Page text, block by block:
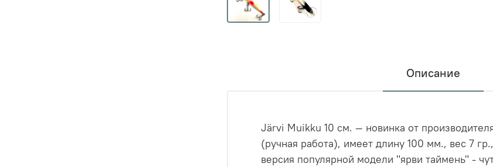
Описание
Järvi Muikku 10 см. — новинка от
(ручная работа), имеет длину 100 мм., вес 7
версия популярной модели "ярви таймень" -